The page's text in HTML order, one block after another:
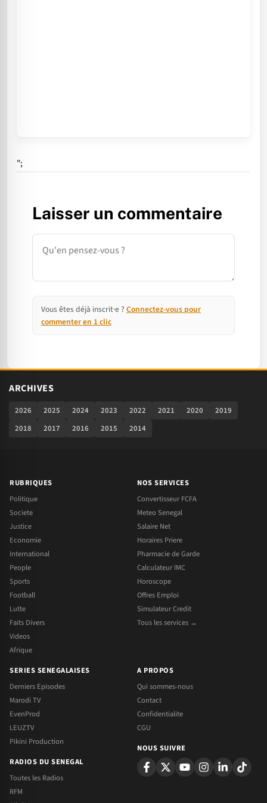
";
Laisser un commentaire
Commentaire
Vous êtes déjà inscrit·e ? Connectez-vous pour
commenter en 1 clic
ARCHIVES
2026 2025 2024 2023 2022 2021 2020
2019
2018
2017 2016 2015 2014
RUBRIQUES
Politique
Societe
Justice
Economie
International
People
Sports
Football
Lutte
Faits Divers
Videos
Afrique
NOS SERVICES
Convertisseur FCFA
Meteo Senegal
Salaire Net
Horaires Priere
Pharmacie de Garde
Calculateur IMC
Horoscope
Offres Emploi
Simulateur Credit
Tous les services →
SERIES SENEGALAISES
Derniers Episodes
Marodi TV
EvenProd
LEUZTV
Pikini Production
RADIOS DU SENEGAL
Toutes les Radios
RFM
A PROPOS
Qui sommes-nous
Contact
Confidentialite
CGU
NOUS SUIVRE